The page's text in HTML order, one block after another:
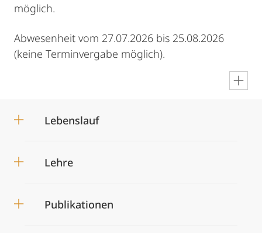
möglich.
Abwesenheit vom 27.07.2026 bis 25.08.2026
(keine Terminvergabe möglich).
Lebenslauf
Lehre
Publikationen